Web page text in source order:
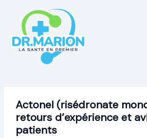
contenu
Actonel (risédronate
retours d’expérience et
patients